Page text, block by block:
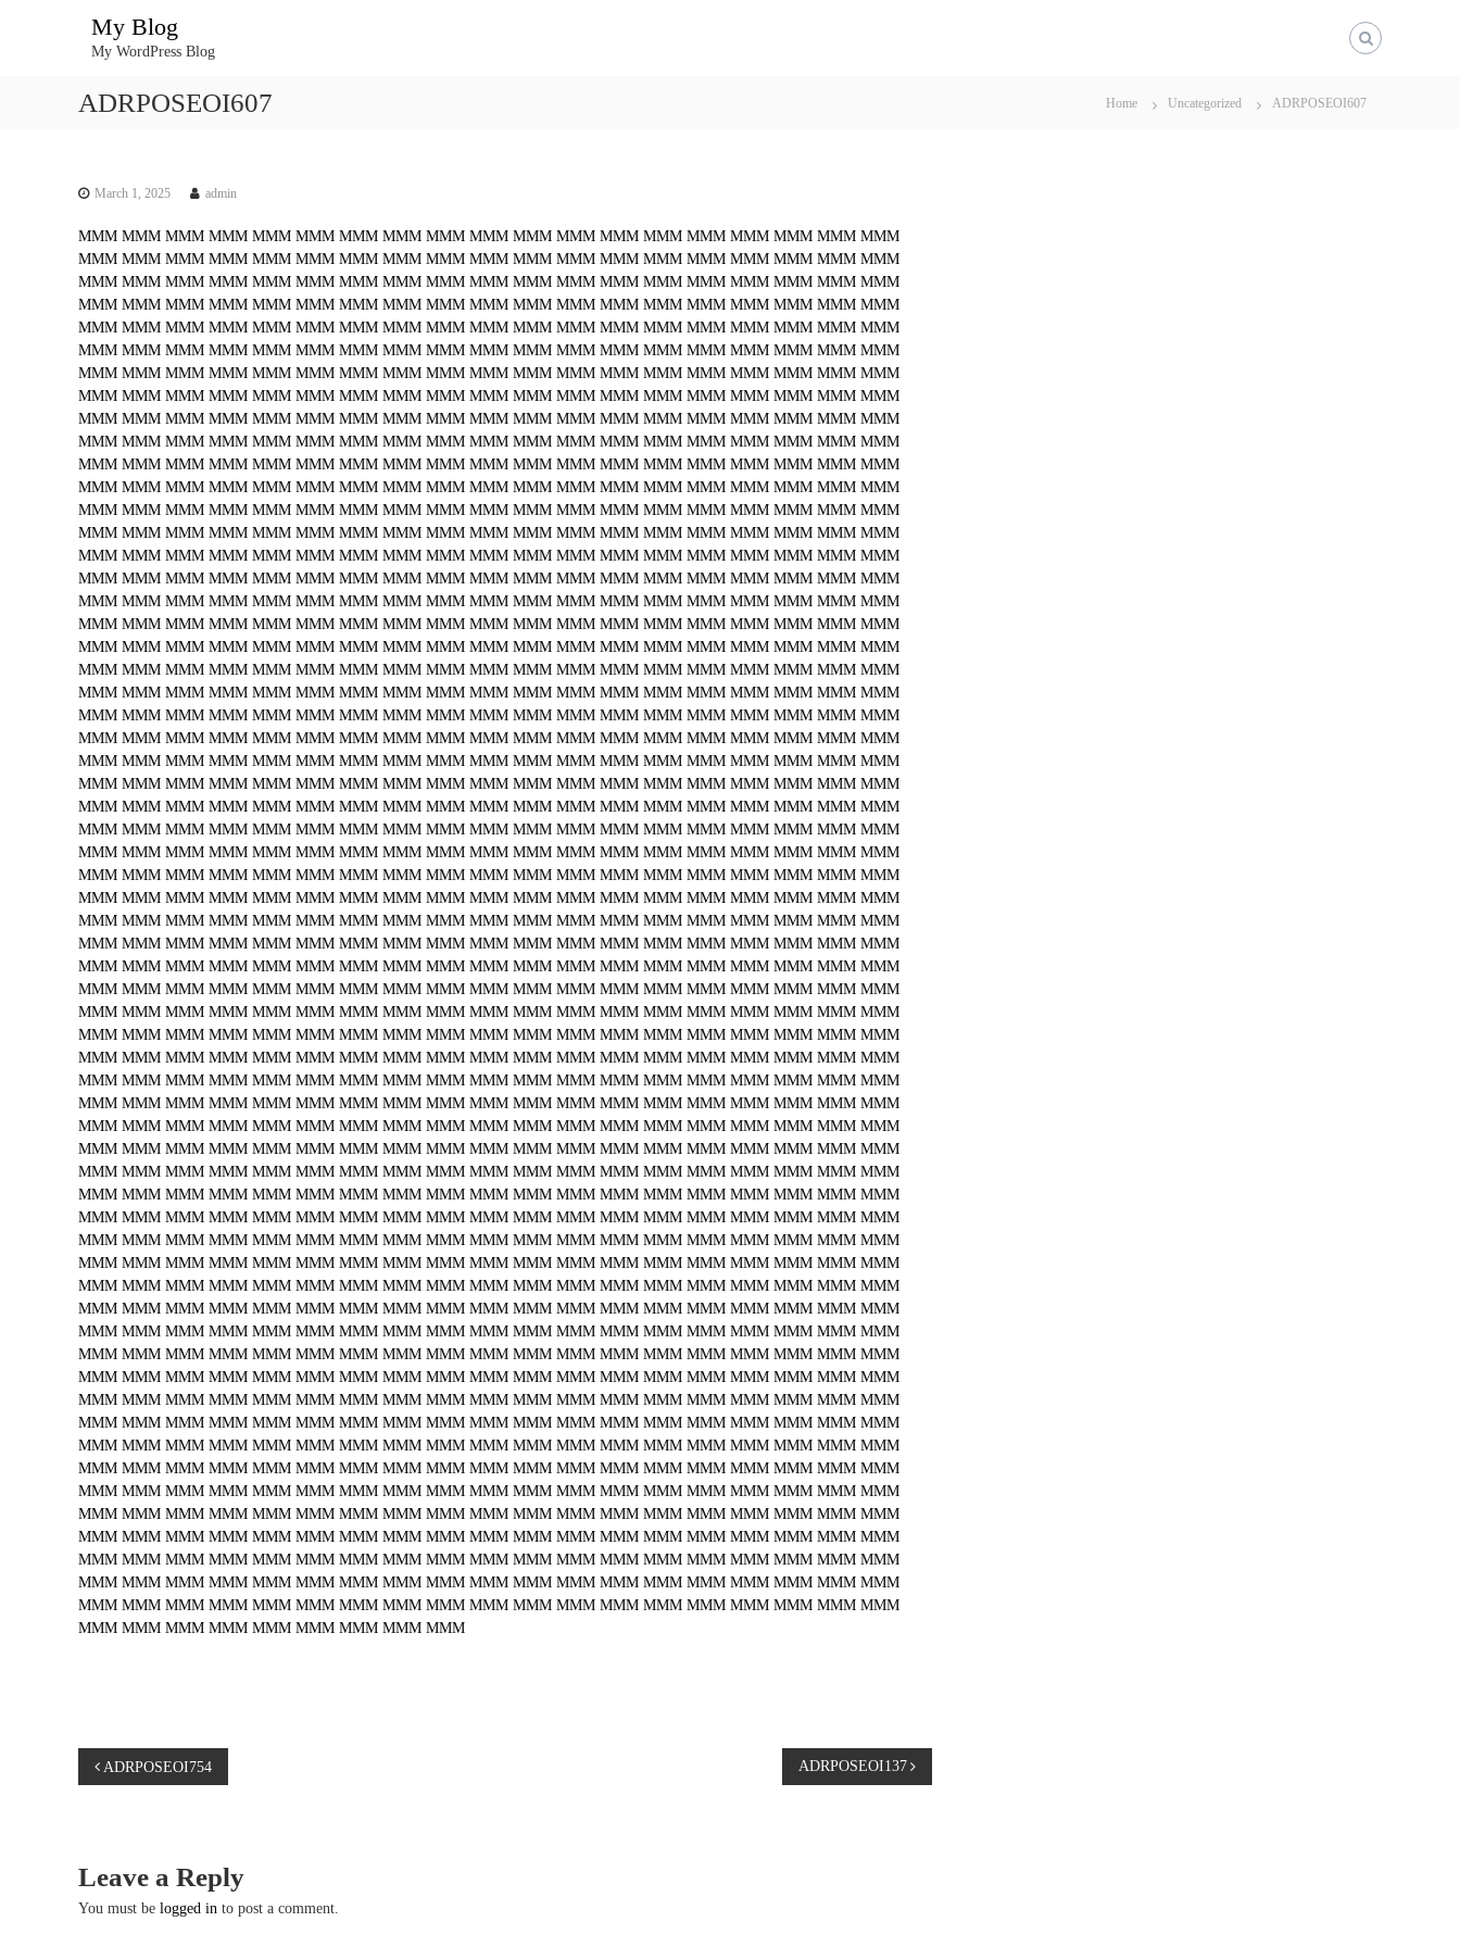
My Blog
My WordPress Blog
ADRPOSEOI607 Home Uncategorized ADRPOSEOI607
March 1, 2025 admin
MMM MMM MMM MMM MMM MMM MMM MMM MMM MMM MMM MMM MMM MMM MMM MMM MMM MMM MMM
MMM MMM MMM MMM MMM MMM MMM MMM MMM MMM MMM MMM MMM MMM MMM MMM MMM MMM MMM
MMM MMM MMM MMM MMM MMM MMM MMM MMM MMM MMM MMM MMM MMM MMM MMM MMM MMM MMM
MMM MMM MMM MMM MMM MMM MMM MMM MMM MMM MMM MMM MMM MMM MMM MMM MMM MMM MMM
MMM MMM MMM MMM MMM MMM MMM MMM MMM MMM MMM MMM MMM MMM MMM MMM MMM MMM MMM
MMM MMM MMM MMM MMM MMM MMM MMM MMM MMM MMM MMM MMM MMM MMM MMM MMM MMM MMM
MMM MMM MMM MMM MMM MMM MMM MMM MMM MMM MMM MMM MMM MMM MMM MMM MMM MMM MMM
MMM MMM MMM MMM MMM MMM MMM MMM MMM MMM MMM MMM MMM MMM MMM MMM MMM MMM MMM
MMM MMM MMM MMM MMM MMM MMM MMM MMM MMM MMM MMM MMM MMM MMM MMM MMM MMM MMM
MMM MMM MMM MMM MMM MMM MMM MMM MMM MMM MMM MMM MMM MMM MMM MMM MMM MMM MMM
MMM MMM MMM MMM MMM MMM MMM MMM MMM MMM MMM MMM MMM MMM MMM MMM MMM MMM MMM
MMM MMM MMM MMM MMM MMM MMM MMM MMM MMM MMM MMM MMM MMM MMM MMM MMM MMM MMM
MMM MMM MMM MMM MMM MMM MMM MMM MMM MMM MMM MMM MMM MMM MMM MMM MMM MMM MMM
MMM MMM MMM MMM MMM MMM MMM MMM MMM MMM MMM MMM MMM MMM MMM MMM MMM MMM MMM
MMM MMM MMM MMM MMM MMM MMM MMM MMM MMM MMM MMM MMM MMM MMM MMM MMM MMM MMM
MMM MMM MMM MMM MMM MMM MMM MMM MMM MMM MMM MMM MMM MMM MMM MMM MMM MMM MMM
MMM MMM MMM MMM MMM MMM MMM MMM MMM MMM MMM MMM MMM MMM MMM MMM MMM MMM MMM
MMM MMM MMM MMM MMM MMM MMM MMM MMM MMM MMM MMM MMM MMM MMM MMM MMM MMM MMM
MMM MMM MMM MMM MMM MMM MMM MMM MMM MMM MMM MMM MMM MMM MMM MMM MMM MMM MMM
MMM MMM MMM MMM MMM MMM MMM MMM MMM MMM MMM MMM MMM MMM MMM MMM MMM MMM MMM
MMM MMM MMM MMM MMM MMM MMM MMM MMM MMM MMM MMM MMM MMM MMM MMM MMM MMM MMM
MMM MMM MMM MMM MMM MMM MMM MMM MMM MMM MMM MMM MMM MMM MMM MMM MMM MMM MMM
MMM MMM MMM MMM MMM MMM MMM MMM MMM MMM MMM MMM MMM MMM MMM MMM MMM MMM MMM
MMM MMM MMM MMM MMM MMM MMM MMM MMM MMM MMM MMM MMM MMM MMM MMM MMM MMM MMM
MMM MMM MMM MMM MMM MMM MMM MMM MMM MMM MMM MMM MMM MMM MMM MMM MMM MMM MMM
MMM MMM MMM MMM MMM MMM MMM MMM MMM MMM MMM MMM MMM MMM MMM MMM MMM MMM MMM
MMM MMM MMM MMM MMM MMM MMM MMM MMM MMM MMM MMM MMM MMM MMM MMM MMM MMM MMM
MMM MMM MMM MMM MMM MMM MMM MMM MMM MMM MMM MMM MMM MMM MMM MMM MMM MMM MMM
MMM MMM MMM MMM MMM MMM MMM MMM MMM MMM MMM MMM MMM MMM MMM MMM MMM MMM MMM
MMM MMM MMM MMM MMM MMM MMM MMM MMM MMM MMM MMM MMM MMM MMM MMM MMM MMM MMM
MMM MMM MMM MMM MMM MMM MMM MMM MMM MMM MMM MMM MMM MMM MMM MMM MMM MMM MMM
MMM MMM MMM MMM MMM MMM MMM MMM MMM MMM MMM MMM MMM MMM MMM MMM MMM MMM MMM
MMM MMM MMM MMM MMM MMM MMM MMM MMM MMM MMM MMM MMM MMM MMM MMM MMM MMM MMM
MMM MMM MMM MMM MMM MMM MMM MMM MMM MMM MMM MMM MMM MMM MMM MMM MMM MMM MMM
MMM MMM MMM MMM MMM MMM MMM MMM MMM MMM MMM MMM MMM MMM MMM MMM MMM MMM MMM
MMM MMM MMM MMM MMM MMM MMM MMM MMM MMM MMM MMM MMM MMM MMM MMM MMM MMM MMM
MMM MMM MMM MMM MMM MMM MMM MMM MMM MMM MMM MMM MMM MMM MMM MMM MMM MMM MMM
MMM MMM MMM MMM MMM MMM MMM MMM MMM MMM MMM MMM MMM MMM MMM MMM MMM MMM MMM
MMM MMM MMM MMM MMM MMM MMM MMM MMM MMM MMM MMM MMM MMM MMM MMM MMM MMM MMM
MMM MMM MMM MMM MMM MMM MMM MMM MMM MMM MMM MMM MMM MMM MMM MMM MMM MMM MMM
MMM MMM MMM MMM MMM MMM MMM MMM MMM MMM MMM MMM MMM MMM MMM MMM MMM MMM MMM
MMM MMM MMM MMM MMM MMM MMM MMM MMM MMM MMM MMM MMM MMM MMM MMM MMM MMM MMM
MMM MMM MMM MMM MMM MMM MMM MMM MMM MMM MMM MMM MMM MMM MMM MMM MMM MMM MMM
MMM MMM MMM MMM MMM MMM MMM MMM MMM MMM MMM MMM MMM MMM MMM MMM MMM MMM MMM
MMM MMM MMM MMM MMM MMM MMM MMM MMM MMM MMM MMM MMM MMM MMM MMM MMM MMM MMM
MMM MMM MMM MMM MMM MMM MMM MMM MMM MMM MMM MMM MMM MMM MMM MMM MMM MMM MMM
MMM MMM MMM MMM MMM MMM MMM MMM MMM MMM MMM MMM MMM MMM MMM MMM MMM MMM MMM
MMM MMM MMM MMM MMM MMM MMM MMM MMM MMM MMM MMM MMM MMM MMM MMM MMM MMM MMM
MMM MMM MMM MMM MMM MMM MMM MMM MMM MMM MMM MMM MMM MMM MMM MMM MMM MMM MMM
MMM MMM MMM MMM MMM MMM MMM MMM MMM MMM MMM MMM MMM MMM MMM MMM MMM MMM MMM
MMM MMM MMM MMM MMM MMM MMM MMM MMM MMM MMM MMM MMM MMM MMM MMM MMM MMM MMM
MMM MMM MMM MMM MMM MMM MMM MMM MMM MMM MMM MMM MMM MMM MMM MMM MMM MMM MMM
MMM MMM MMM MMM MMM MMM MMM MMM MMM MMM MMM MMM MMM MMM MMM MMM MMM MMM MMM
MMM MMM MMM MMM MMM MMM MMM MMM MMM MMM MMM MMM MMM MMM MMM MMM MMM MMM MMM
MMM MMM MMM MMM MMM MMM MMM MMM MMM MMM MMM MMM MMM MMM MMM MMM MMM MMM MMM
MMM MMM MMM MMM MMM MMM MMM MMM MMM MMM MMM MMM MMM MMM MMM MMM MMM MMM MMM
MMM MMM MMM MMM MMM MMM MMM MMM MMM MMM MMM MMM MMM MMM MMM MMM MMM MMM MMM
MMM MMM MMM MMM MMM MMM MMM MMM MMM MMM MMM MMM MMM MMM MMM MMM MMM MMM MMM
MMM MMM MMM MMM MMM MMM MMM MMM MMM MMM MMM MMM MMM MMM MMM MMM MMM MMM MMM
MMM MMM MMM MMM MMM MMM MMM MMM MMM MMM MMM MMM MMM MMM MMM MMM MMM MMM MMM
MMM MMM MMM MMM MMM MMM MMM MMM MMM MMM MMM MMM MMM MMM MMM MMM MMM MMM MMM
MMM MMM MMM MMM MMM MMM MMM MMM MMM
P
s
t
ADRPOSEOI754 ADRPOSEOI137
Leave a Reply
You must be logged in to post a comment.